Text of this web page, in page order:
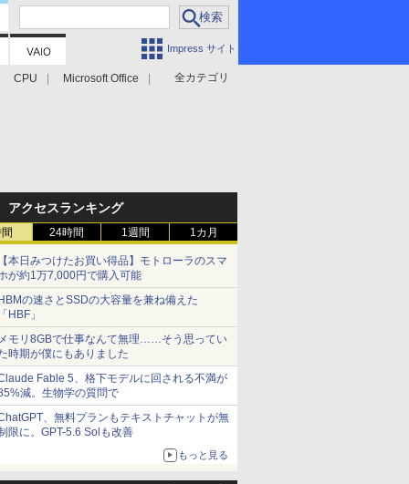
Impress サイト
全カテゴリ
CPU Microsoft Office
アクセスランキング
24時間 1週間 1カ月
本日みつけたお買い得品】モトローラのスマ
が約1万7,000円で購入可能
の速さとSSDの大容量を兼ね備えた
HBF」
モリ8GBで仕事なんて無理……そう思ってい
時期が僕にもありました
Fable 5、格下モデルに回される不満が
減。生物学の質問で
、無料プランもテキストチャットが無
限に。GPT-5.6 Solも改善
もっと見る